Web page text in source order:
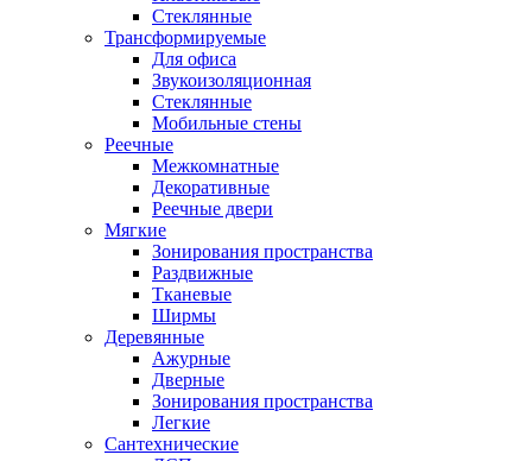
Стеклянные
Трансформируемые
Для офиса
Звукоизоляционная
Стеклянные
Мобильные стены
Реечные
Межкомнатные
Декоративные
Реечные двери
Мягкие
Зонирования пространства
Раздвижные
Тканевые
Ширмы
Деревянные
Ажурные
Дверные
Зонирования пространства
Легкие
Сантехнические